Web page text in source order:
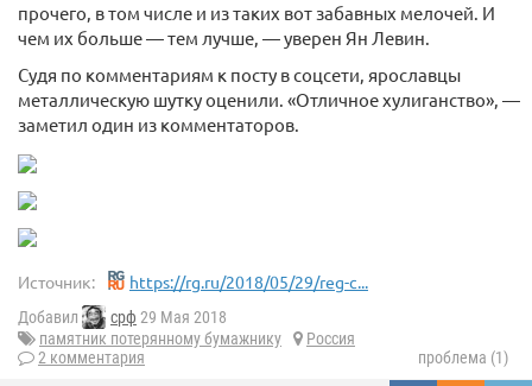
прочего, в том числе и из таких вот забавных мелочей. И
чем их больше — тем лучше, — уверен Ян Левин.
Судя по комментариям к посту в соцсети, ярославцы
металлическую шутку оценили. «Отличное хулиганство», —
заметил один из комментаторов.
Источник: https://rg.ru/2018/05/29/reg-c...
Добавил срф 29 Мая 2018
памятник потерянному бумажнику
Россия
2 комментария
проблема (1)